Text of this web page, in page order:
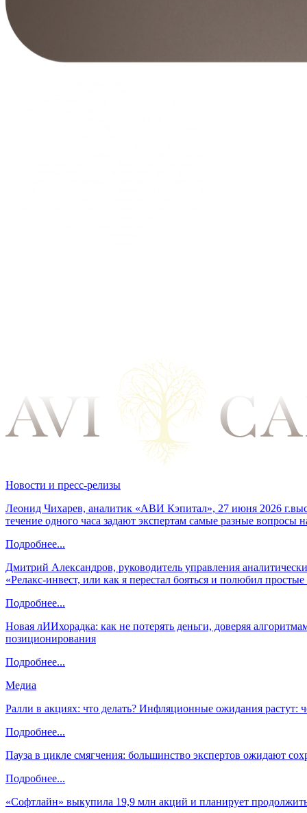
Новости и пресс-релизы
Леонид Чихарев, аналитик «АВИ Кэпитал», 27 июня 2026
течение одного часа задают экспертам самые разные вопросы
Подробнее...
Дмитрий Александров, руководитель управления
«Релакс-инвест, или как я перестал бояться и полюбил
Подробнее...
Новая лИИхорадка: как не потерять деньги, доверяя
позиционирования
Подробнее...
Медиа
Ралли в акциях: что делать? Инфляционные ожидания
Подробнее...
Пауза в цикле смягчения: большинство экспертов ожидают
Подробнее...
«Софтлайн» выкупила 19,9 млн акций и планирует